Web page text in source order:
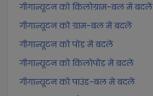
गीगान्यूटन को किलोग्राम-बल में बदलें
गीगान्यूटन को ग्राम-बल में बदलें
गीगान्यूटन को पोंड में बदलें
गीगान्यूटन को किलोपोंड में बदलें
गीगान्यूटन को पाउंड-बल में बदलें